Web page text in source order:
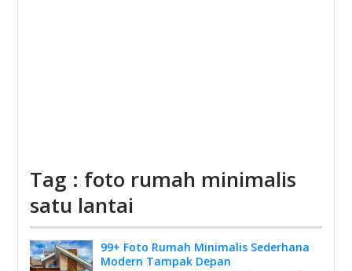
Tag : foto rumah minimalis
satu lantai
99+ Foto Rumah Minimalis Sederhana
Modern Tampak Depan